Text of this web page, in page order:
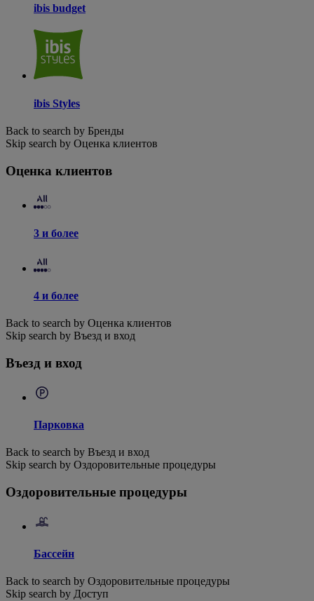
ibis budget
ibis Styles
Back to search by Бренды
Skip search by Оценка клиентов
Оценка клиентов
3 и более
4 и более
Back to search by Оценка клиентов
Skip search by Въезд и вход
Въезд и вход
Парковка
Back to search by Въезд и вход
Skip search by Оздоровительные процедуры
Оздоровительные процедуры
Бассейн
Back to search by Оздоровительные процедуры
Skip search by Доступ